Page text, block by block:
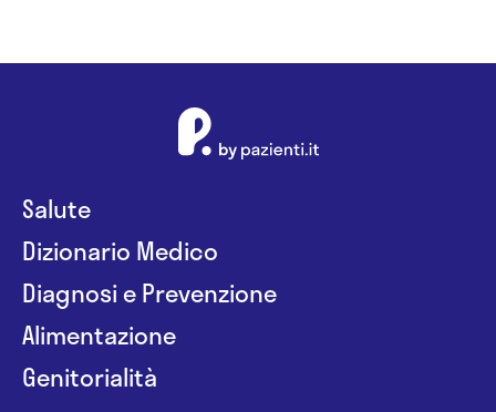
Salute
Dizionario Medico
Diagnosi e Prevenzione
Alimentazione
Genitorialità